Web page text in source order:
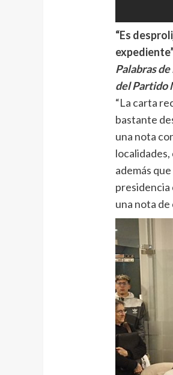
“Es
Palabras
del Partido
“La carta
bastante
una nota
además
presidencia
una nota